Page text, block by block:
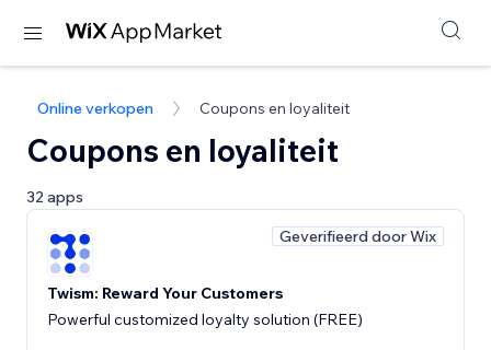
Online verkopen Coupons en loyaliteit
Coupons en loyaliteit
32 apps
Geverifieerd door Wix
Twism: Reward Your Customers
Powerful customized loyalty solution (FREE)